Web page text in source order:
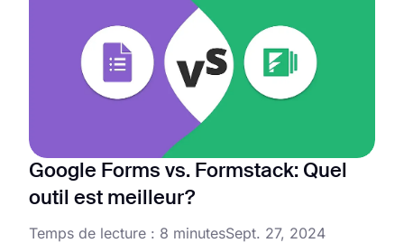
Google Forms vs. Formstack: Quel
outil est meilleur?
Temps de lecture : 8 minutesSept. 27, 2024